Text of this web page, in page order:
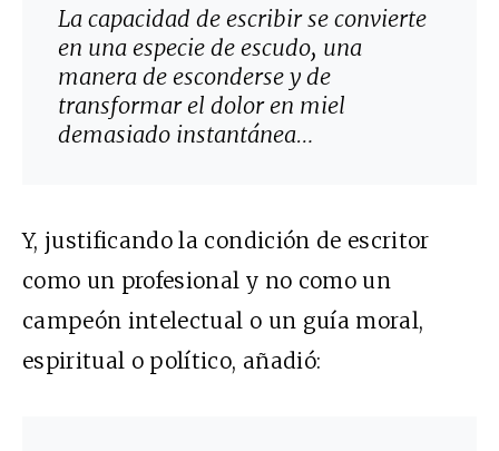
La capacidad de escribir se convierte
en una especie de escudo, una
manera de esconderse y de
transformar el dolor en miel
demasiado instantánea…
Y, justificando la condición de escritor
como un profesional y no como un
campeón intelectual o un guía moral,
espiritual o político, añadió: